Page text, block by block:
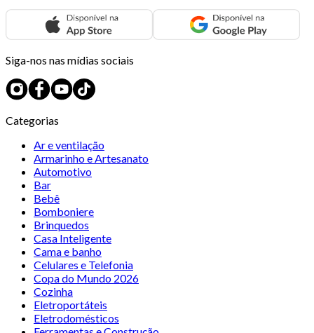
Siga-nos nas mídias sociais
Categorias
Ar e ventilação
Armarinho e Artesanato
Automotivo
Bar
Bebê
Bomboniere
Brinquedos
Casa Inteligente
Cama e banho
Celulares e Telefonia
Copa do Mundo 2026
Cozinha
Eletroportáteis
Eletrodomésticos